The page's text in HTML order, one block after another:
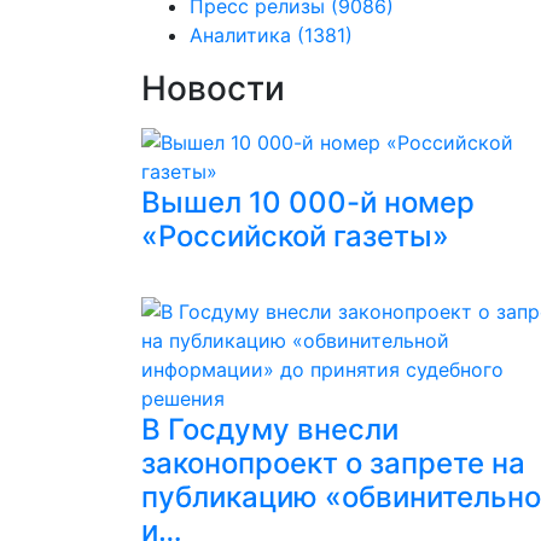
Пресс релизы (9086)
Аналитика (1381)
Новости
Вышел 10 000-й номер
«Российской газеты»
В Госдуму внесли
законопроект о запрете на
публикацию
и…